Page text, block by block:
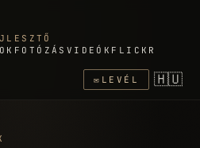
FOTÓZÁS VIDEÓK FLICKR
✉ LEVÉL 🇭🇺